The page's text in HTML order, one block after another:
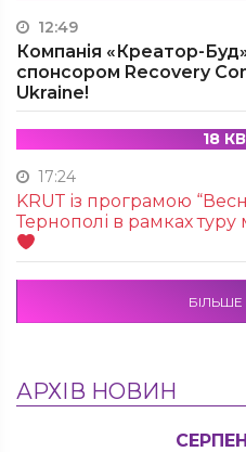
12:49
Компанія «Креатор-
спонсором Recovery
Ukraine!
18
17:24
KRUТ із програмою
Тернополі в рамках туру
АРХІВ НОВИН